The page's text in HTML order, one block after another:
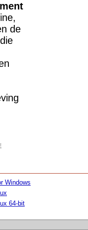
de
Windows
64-bit